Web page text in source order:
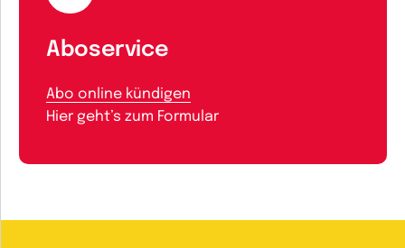
Aboservice
Abo online kündigen
Hier geht’s zum Formular